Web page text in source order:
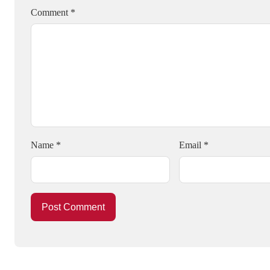
Comment *
Name * Email *